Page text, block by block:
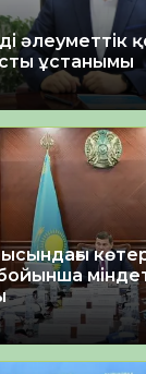
әлеуметтік
ұстанымы